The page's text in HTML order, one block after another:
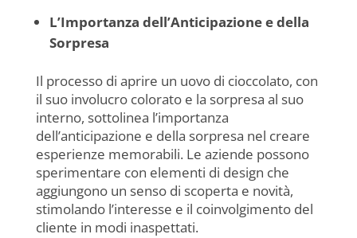
L’Importanza dell’Anticipazione e della
Sorpresa
Il processo di aprire un uovo di cioccolato, con
il suo involucro colorato e la sorpresa al suo
interno, sottolinea l’importanza
dell’anticipazione e della sorpresa nel creare
esperienze memorabili. Le aziende possono
sperimentare con elementi di design che
aggiungono un senso di scoperta e novità,
stimolando l’interesse e il coinvolgimento del
cliente in modi inaspettati.